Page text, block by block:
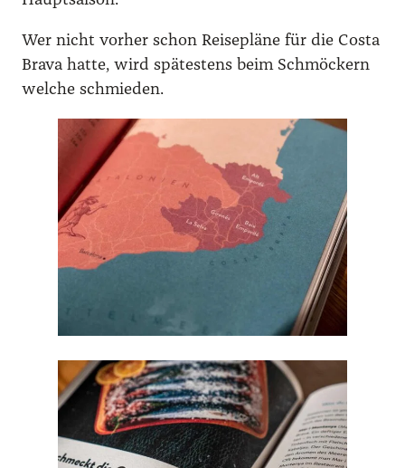
Wer nicht vor­her schon Rei­se­plä­ne für die Cos­ta
Bra­va hat­te, wird spä­tes­tens beim Schmöckern
wel­che schmie­den.